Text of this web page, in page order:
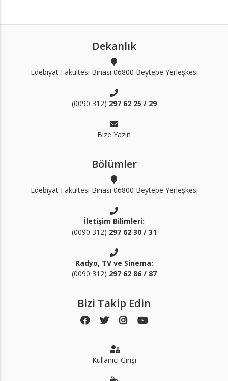
Dekanlık
Edebiyat Fakültesi Binası 06800 Beytepe Yerleşkesi
(0090 312) 297 62 25 / 29
Bize Yazın
Bölümler
Edebiyat Fakültesi Binası 06800 Beytepe Yerleşkesi
İletişim Bilimleri:
(0090 312) 297 62 30 / 31
Radyo, TV ve Sinema:
(0090 312) 297 62 86 / 87
Bizi Takip Edin
Kullanıcı Girişi